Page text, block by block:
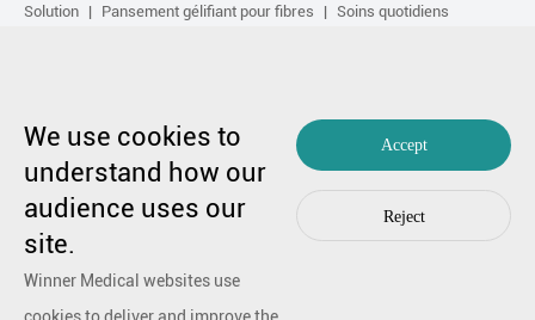
Solution
Pansement gélifiant pour fibres
Soins quotidiens
Copyright par 1991-2023 Winner Medical Co., Ltd. Tous droits réservés.
Lcpe (1999) : lcpe (1999) : lcpe (1999) : lcpe (1999) : lcpe (1999) : Plan du
site|Politique de confidentialité
We use cookies to
understand how our
audience uses our
site.
Winner Medical websites use
Accept
Reject